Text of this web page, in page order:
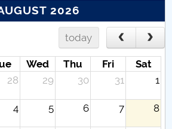
2026
today
Wed Thu Fri
Sat
28 29 30 31 1
4 5 6 7 8